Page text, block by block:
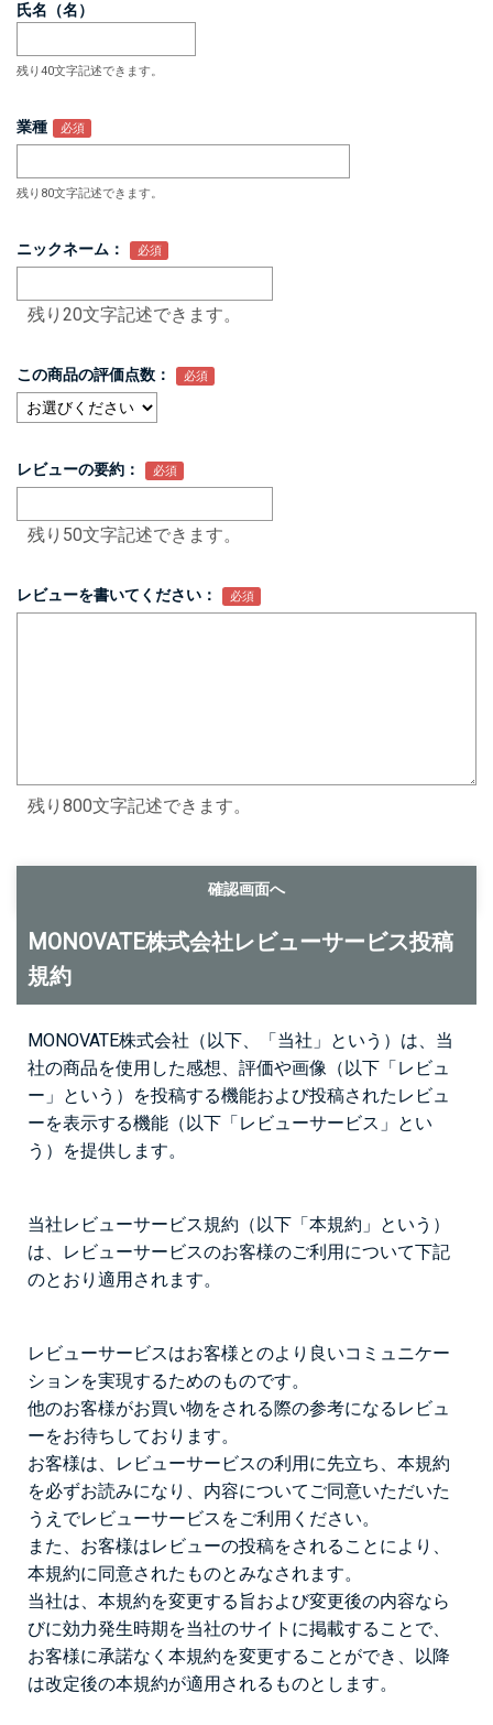
氏名（名）
残り40文字記述できます。
業種
残り80文字記述できます。
ニックネーム：
残り20文字記述できます。
この商品の評価点数：
レビューの要約：
残り50文字記述できます。
レビューを書いてください：
残り800文字記述できます。
MONOVATE株式会社レビューサービス投稿
規約
MONOVATE株式会社（以下、「当社」という）は、当
社の商品を使用した感想、評価や画像（以下「レビュ
ー」という）を投稿する機能および投稿されたレビュ
ーを表示する機能（以下「レビューサービス」とい
う）を提供します。
当社レビューサービス規約（以下「本規約」という）
は、レビューサービスのお客様のご利用について下記
のとおり適用されます。
レビューサービスはお客様とのより良いコミュニケー
ションを実現するためのものです。
他のお客様がお買い物をされる際の参考になるレビュ
ーをお待ちしております。
お客様は、レビューサービスの利用に先立ち、本規約
を必ずお読みになり、内容についてご同意いただいた
うえでレビューサービスをご利用ください。
また、お客様はレビューの投稿をされることにより、
本規約に同意されたものとみなされます。
当社は、本規約を変更する旨および変更後の内容なら
びに効力発生時期を当社のサイトに掲載することで、
お客様に承諾なく本規約を変更することができ、以降
は改定後の本規約が適用されるものとします。